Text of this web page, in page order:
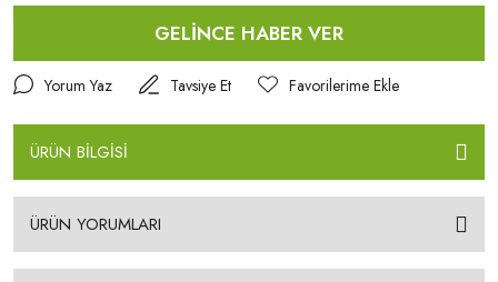
GELİNCE HABER VER
Yorum Yaz Tavsiye Et
ÜRÜN BİLGİSİ
ÜRÜN YORUMLARI